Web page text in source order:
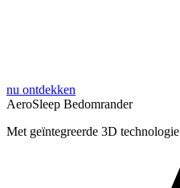
nu ontdekken
AeroSleep Bedomrander
Met geïntegreerde 3D technologie